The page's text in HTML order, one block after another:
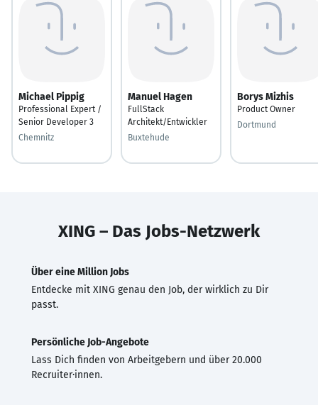
Michael Pippig
Professional Expert /
Senior Developer 3
Chemnitz
Manuel Hagen
FullStack
Architekt/Entwickler
Buxtehude
Borys Mizhis
Product Owner
Dortmund
XING – Das Jobs-Netzwerk
Über eine Million Jobs
Entdecke mit XING genau den Job, der wirklich zu Dir
passt.
Persönliche Job-Angebote
Lass Dich finden von Arbeitgebern und über 20.000
Recruiter·innen.